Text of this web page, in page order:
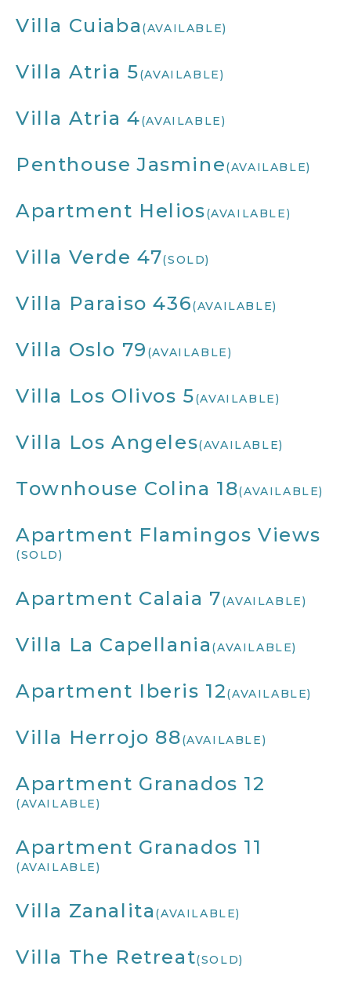
Villa Cuiaba (AVAILABLE)
Villa Atria 5(AVAILABLE)
Villa Atria 4(AVAILABLE)
Penthouse Jasmine(AVAILABLE)
Apartment Helios(AVAILABLE)
Villa Verde 47(SOLD)
Villa Paraiso 436(AVAILABLE)
Villa Oslo 79 (AVAILABLE)
Villa Los Olivos 5(AVAILABLE)
Villa Los Angeles(AVAILABLE)
Townhouse Colina 18(AVAILABLE)
Apartment Flamingos Views
(SOLD)
Apartment Calaia 7(AVAILABLE)
Villa La Capellania (AVAILABLE)
Apartment Iberis 12(AVAILABLE)
Villa Herrojo 88(AVAILABLE)
Apartment Granados 12
(AVAILABLE)
Apartment Granados 11
(AVAILABLE)
Villa Zanalita (AVAILABLE)
Villa The Retreat(SOLD)